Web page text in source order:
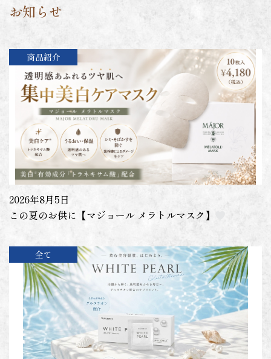
お知らせ
商品紹介
2026年8月5日
この夏のお供に【マジョール メラトルマスク】
全て